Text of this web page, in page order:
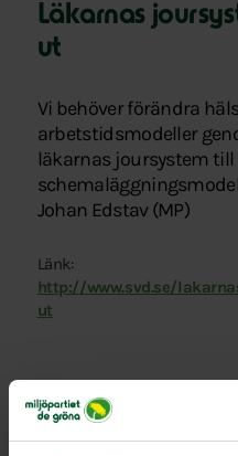
Läkarnas
ut
Vi behöver förändra
arbetstidsmodeller
läkarnas joursystem
Johan Edstav (MP)
Länk:
http://www.svd.se/
ut